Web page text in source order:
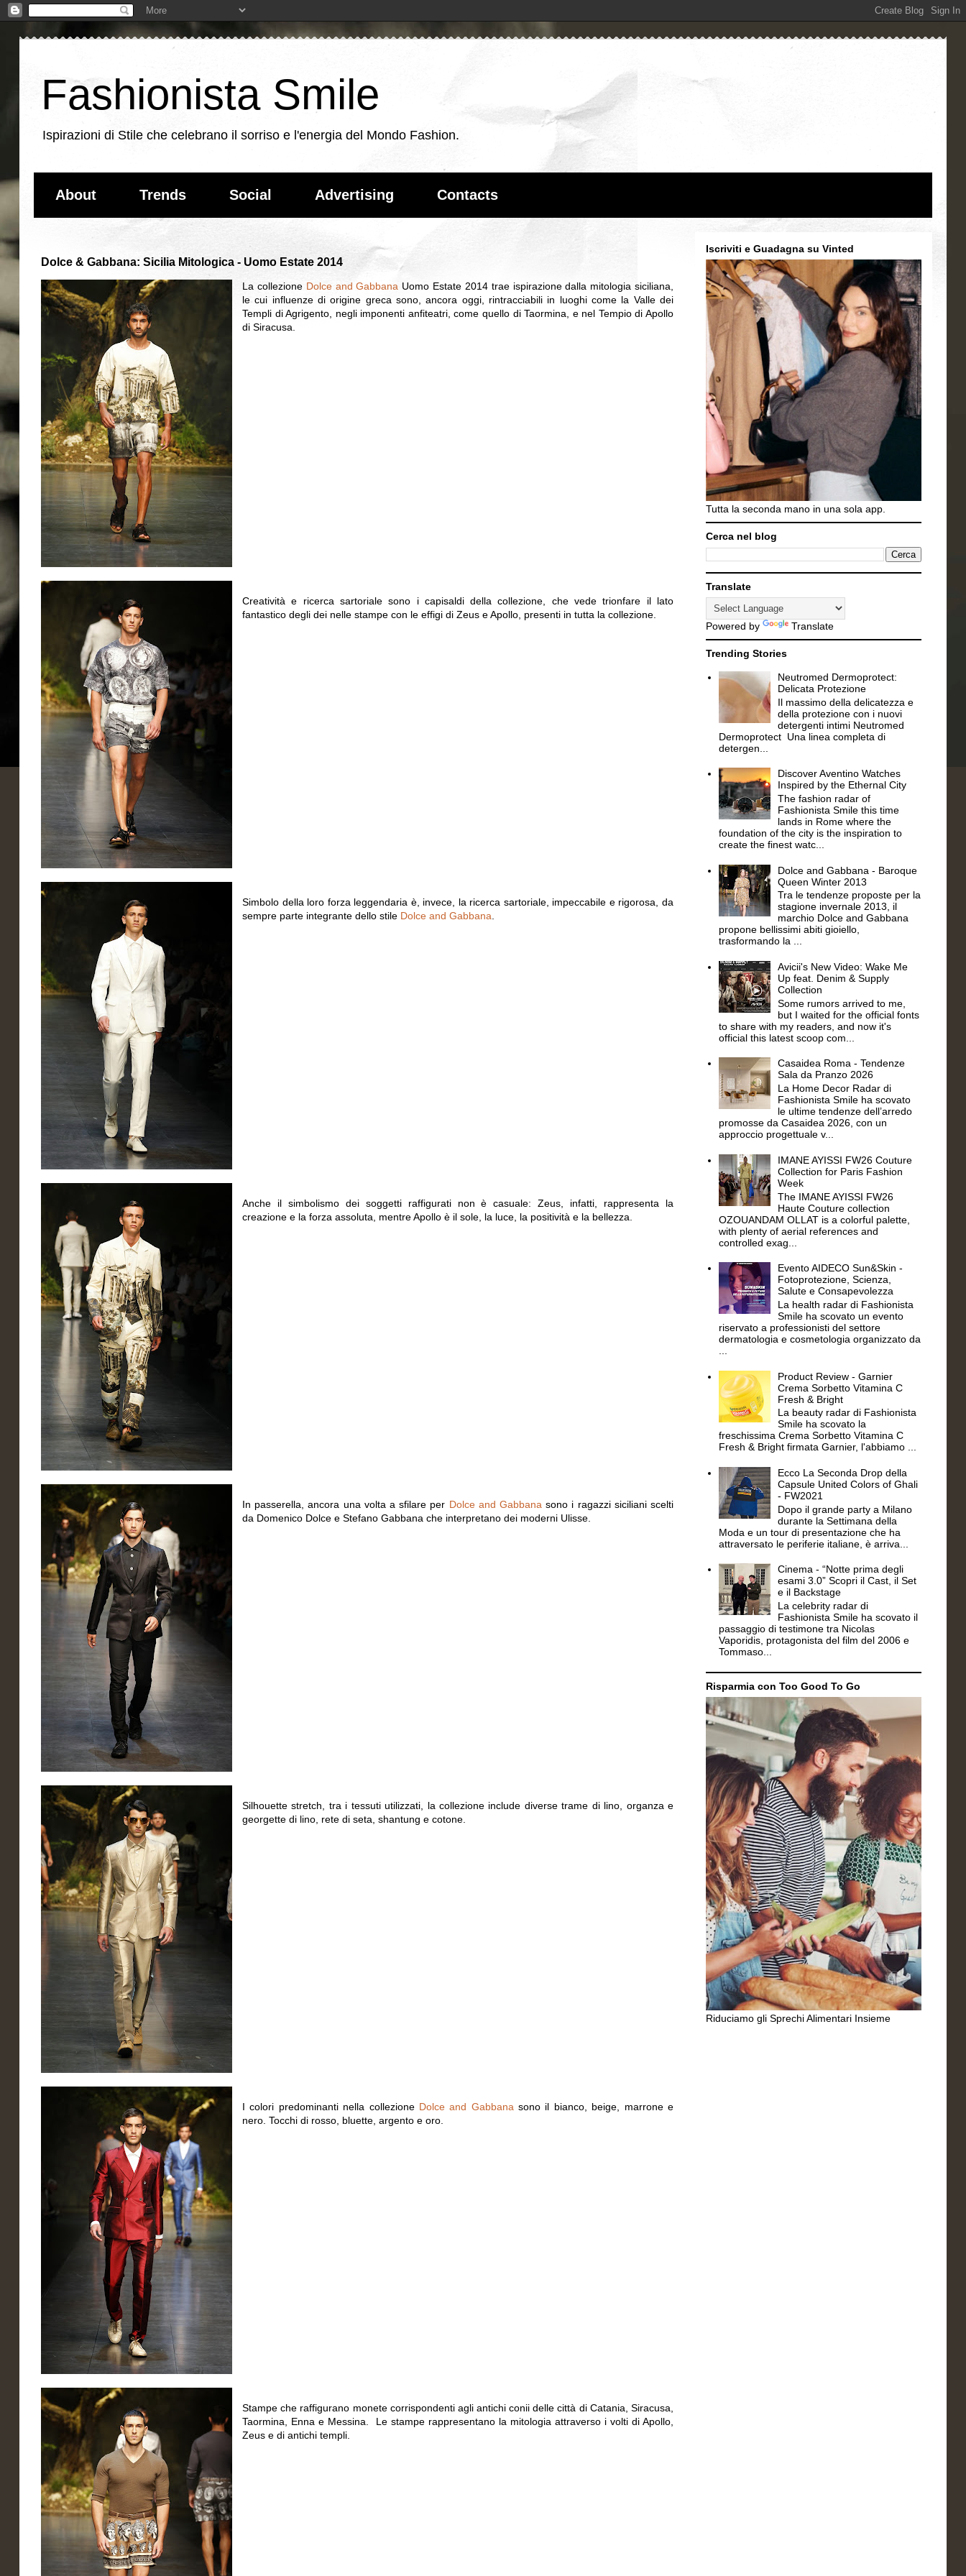
Fashionista Smile
Ispirazioni di Stile che celebrano il sorriso e l'energia del Mondo Fashion.
About Trends Social Advertising Contacts
Dolce & Gabbana: Sicilia Mitologica - Uomo Estate 2014
La collezione Dolce and Gabbana Uomo Estate 2014 trae ispirazione dalla mitologia siciliana,
le cui influenze di origine greca sono, ancora oggi, rintracciabili in luoghi come la Valle dei
Templi di Agrigento, negli imponenti anfiteatri, come quello di Taormina, e nel Tempio di Apollo
di Siracusa.
Creatività e ricerca sartoriale sono i capisaldi della collezione, che vede trionfare il lato
fantastico degli dei nelle stampe con le effigi di Zeus e Apollo, presenti in tutta la collezione.
Simbolo della loro forza leggendaria è, invece, la ricerca sartoriale, impeccabile e rigorosa, da
sempre parte integrante dello stile Dolce and Gabbana
Anche il simbolismo dei soggetti raffigurati non è casuale: Zeus, infatti, rappresenta la
creazione e la forza assoluta, mentre Apollo è il sole, la luce, la positività e la bellezza.
In passerella, ancora una volta a sfilare per Dolce and Gabbana sono i ragazzi siciliani scelti
da Domenico Dolce e Stefano Gabbana che interpretano dei moderni Ulisse.
Silhouette stretch, tra i tessuti utilizzati, la collezione include diverse trame di lino, organza e
georgette di lino, rete di seta, shantung e cotone.
I colori predominanti nella collezione Dolce and Gabbana sono il bianco, beige, marrone e
nero. Tocchi di rosso, bluette, argento e oro.
Stampe che raffigurano monete corrispondenti agli antichi conii delle città di Catania, Siracusa,
Taormina, Enna e Messina. Le stampe rappresentano la mitologia attraverso i volti di Apollo,
Zeus e di antichi templi.
Iscriviti e Guadagna su Vinted
Tutta la seconda mano in una sola app.
Cerca nel blog
Translate
Powered by Translate
Trending Stories
Neutromed Dermoprotect:
Delicata Protezione
Il massimo della delicatezza e
della protezione con i nuovi
detergenti intimi Neutromed
Dermoprotect Una linea completa di
detergen...
Discover Aventino Watches
Inspired by the Ethernal City
The fashion radar of
Fashionista Smile this time
lands in Rome where the
foundation of the city is the inspiration to
create the finest watc...
Dolce and Gabbana - Baroque
Queen Winter 2013
Tra le tendenze proposte per la
stagione invernale 2013, il
marchio Dolce and Gabbana
propone bellissimi abiti gioiello,
trasformando la ...
Avicii's New Video: Wake Me
Up feat. Denim & Supply
Collection
Some rumors arrived to me,
but I waited for the official fonts
to share with my readers, and now it's
official this latest scoop com...
Casaidea Roma - Tendenze
Sala da Pranzo 2026
La Home Decor Radar di
Fashionista Smile ha scovato
le ultime tendenze dell’arredo
promosse da Casaidea 2026, con un
approccio progettuale v...
IMANE AYISSI FW26 Couture
Collection for Paris Fashion
Week
The IMANE AYISSI FW26
Haute Couture collection
OZOUANDAM OLLAT is a colorful palette,
with plenty of aerial references and
controlled exag...
Evento AIDECO Sun&Skin -
Fotoprotezione, Scienza,
Salute e Consapevolezza
La health radar di Fashionista
Smile ha scovato un evento
riservato a professionisti del settore
dermatologia e cosmetologia organizzato da
Product Review - Garnier
Crema Sorbetto Vitamina C
Fresh & Bright
La beauty radar di Fashionista
Smile ha scovato la
freschissima Crema Sorbetto Vitamina C
Fresh & Bright firmata Garnier, l'abbiamo ...
Ecco La Seconda Drop della
Capsule United Colors of Ghali
- FW2021
Dopo il grande party a Milano
durante la Settimana della
Moda e un tour di presentazione che ha
attraversato le periferie italiane, è arriva...
Cinema - “Notte prima degli
esami 3.0” Scopri il Cast, il Set
e il Backstage
La celebrity radar di
Fashionista Smile ha scovato il
passaggio di testimone tra Nicolas
Vaporidis, protagonista del film del 2006 e
Tommaso...
Risparmia con Too Good To Go
Riduciamo gli Sprechi Alimentari Insieme